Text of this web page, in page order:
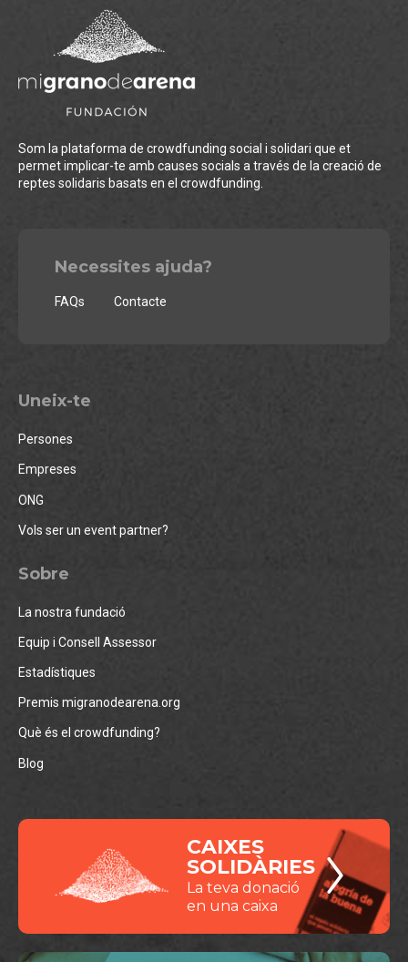
Som la plataforma de crowdfunding social i solidari que et
permet implicar-te amb causes socials a través de la creació de
reptes solidaris basats en el crowdfunding.
Necessites ajuda?
FAQs Contacte
Uneix-te
Persones
Empreses
ONG
Vols ser un event partner?
Sobre
La nostra fundació
Equip i Consell Assessor
Estadístiques
Premis migranodearena.org
Què és el crowdfunding?
Blog
CAIXES
SOLIDÀRIES
La teva donació
en una caixa